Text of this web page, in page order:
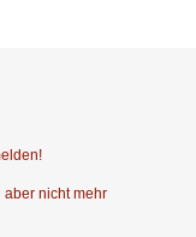
aber nicht mehr